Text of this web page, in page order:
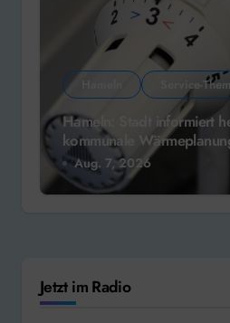
Service-
Hameln: Stadt informiert
kommunale
Aug. 7, 2026
Jetzt im Radio